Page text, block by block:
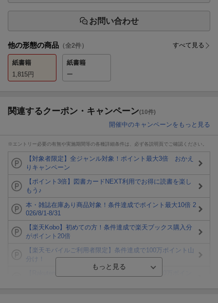
お問い合わせ
他の形態の商品 （全2件） すべて見る
紙書籍
1,815円
紙書籍
ー
関連するクーポン・キャンペーン(10件)
開催中のキャンペーンをもっと見る
※エントリー必要の有無や実施期間等の各種詳細条件は、必ず各説明頁でご確認ください。
【対象者限定】全ジャンル対象！ポイント最大3倍 おかえ
りキャンペーン
【ポイント3倍】図書カードNEXT利用でお得に読書を楽し
もう♪
本・雑誌在庫あり商品対象！条件達成でポイント最大10倍 2
026/8/1-8/31
【楽天Kobo】初めての方！条件達成で楽天ブックス購入分
がポイント20倍
【楽天モバイルご利用者限定】条件達成で100万ポイント山
分け！